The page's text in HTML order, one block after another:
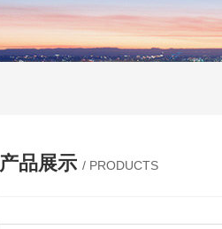
产品展示 / PRODUCTS